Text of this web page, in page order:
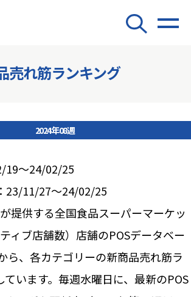
売れ筋ランキング
2024年08週
19～24/02/25
23/11/27～24/02/25
提供する全国食品スーパーマーケッ
ィブ店舗数）店舗のPOSデータベー
ら、各カテゴリーの新商品売れ筋ラ
ています。毎週水曜日に、最新のPOS